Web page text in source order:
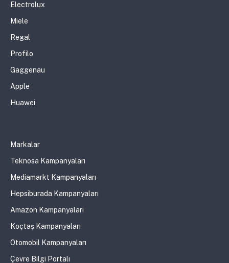
Electrolux
Miele
Regal
Profilo
Gaggenau
Apple
Huawei
Markalar
Teknosa Kampanyaları
Mediamarkt Kampanyaları
Hepsiburada Kampanyaları
Amazon Kampanyaları
Koçtaş Kampanyaları
Otomobil Kampanyaları
Çevre Bilgi Portalı